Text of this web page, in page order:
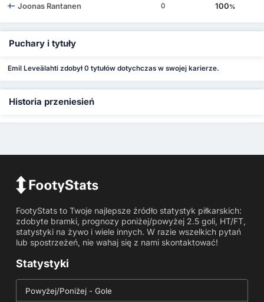
Joonas Rantanen 0 100%
Puchary i tytuły
Emil Leveälahti zdobył 0 tytułów dotychczas w swojej karierze.
Historia przeniesień
FootyStats to Twoje najlepsze źródło statystyk piłkarskich:
zdobyte bramki, prognozy poniżej/powyżej 2.5 goli, HT/FT,
statystyki na żywo i wiele innych. W razie wszelkich pytań
lub spostrzeżeń, nie wahaj się z nami skontaktować!
Statystyki
Powyżej/Poniżej - Gole